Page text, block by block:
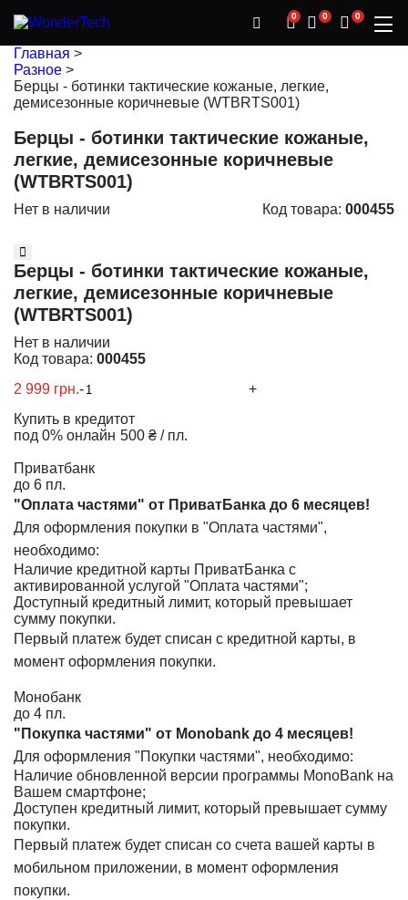
0 0 0
Главная >
Разное >
Берцы - ботинки тактические кожаные, легкие,
демисезонные коричневые (WTBRTS001)
Берцы - ботинки тактические кожаные,
легкие, демисезонные коричневые
(WTBRTS001)
Нет в наличии Код товара: 000455
Берцы - ботинки тактические кожаные,
легкие, демисезонные коричневые
(WTBRTS001)
Нет в наличии
Код товара: 000455
2 999 грн.-
+
Купить в кредит
под 0% онлайн
от
500 ₴ / пл.
Приватбанк
до 6 пл.
"Оплата частями" от ПриватБанка до 6 месяцев!
Для оформления покупки в "Оплата частями",
необходимо:
Наличие кредитной карты ПриватБанка с
активированной услугой "Оплата частями";
Доступный кредитный лимит, который превышает
сумму покупки.
Первый платеж будет списан с кредитной карты, в
момент оформления покупки.
Монобанк
до 4 пл.
"Покупка частями" от Monobank до 4 месяцев!
Для оформления "Покупки частями", необходимо:
Наличие обновленной версии программы MonoBank на
Вашем смартфоне;
Доступен кредитный лимит, который превышает сумму
покупки.
Первый платеж будет списан со счета вашей карты в
мобильном приложении, в момент оформления
покупки.